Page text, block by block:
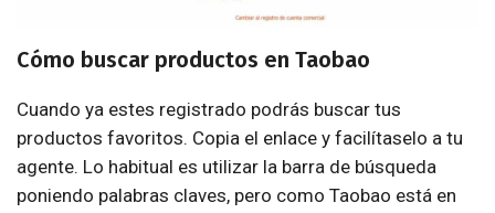
Cómo buscar productos en Taobao
Cuando ya estes registrado podrás buscar tus
productos favoritos. Copia el enlace y facilítaselo a tu
agente. Lo habitual es utilizar la barra de búsqueda
poniendo palabras claves, pero como Taobao está en